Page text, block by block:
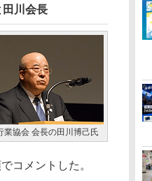
田川会長
業協会 会長の田川博己氏
コメントした。